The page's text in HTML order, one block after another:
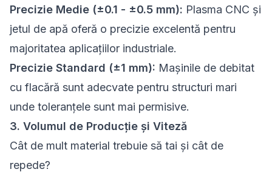
Precizie Medie (±0.1 - ±0.5 mm): Plasma CNC și
jetul de apă oferă o precizie excelentă pentru
majoritatea aplicațiilor industriale.
Precizie Standard (±1 mm): Mașinile de debitat
cu flacără sunt adecvate pentru structuri mari
unde toleranțele sunt mai permisive.
3. Volumul de Producție și Viteză
Cât de mult material trebuie să tai și cât de
repede?